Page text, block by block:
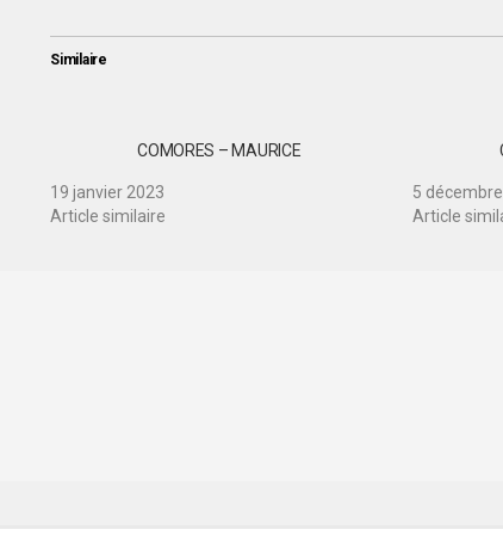
Similaire
COMORES – MAURICE
19 janvier 2023
Article similaire
5
Article